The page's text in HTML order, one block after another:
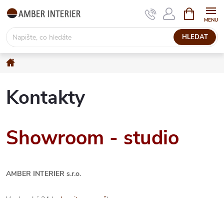
Přejít
obsah
HLEDAT
NÁKUPNÍ
KOŠÍK
Domů
Kontakty
Showroom - studio
AMBER INTERIER s.r.o.